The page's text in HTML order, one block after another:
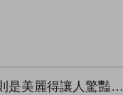
是美麗得讓人驚